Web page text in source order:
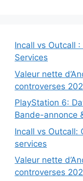
Incall vs Outcall
Services
Valeur nette
controverses
PlayStation 6:
Bande-annonce
Incall vs Outcall:
services
Valeur nette
controverses